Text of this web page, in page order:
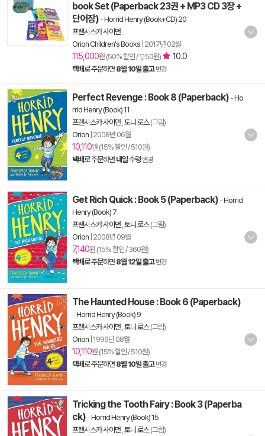
book Set (Paperback 23권 + MP3 CD 3장 +
단어장) -Horrid Henry (Book+CD) 20
프랜시스카 사이먼
Orion Children's Books 2017년 02월
115,000원 (50% 할인 / 1,150원) 10.0
택배로 주문하면 8월 10일 출고 변경
Perfect Revenge : Book 8 (Paperback) -Ho
rrid Henry (Book) 11
프랜시스카 사이먼 토니 로스(그림)
Orion 2008년 06월
10,110원 (15% 할인 / 510원)
택배로 주문하면 내일수령 변경
Get Rich Quick : Book 5 (Paperback) -Horrid
Henry (Book) 7
프랜시스카 사이먼 토니 로스(그림)
Orion 2008년 09월
7,140원 (15% 할인 / 360원)
택배로 주문하면 8월 12일 출고 변경
The Haunted House : Book 6 (Paperback)
-Horrid Henry (Book) 9
프랜시스카 사이먼 토니 로스(그림)
Orion 1999년 08월
10,110원 (15% 할인 / 510원)
택배로 주문하면 8월 10일 출고 변경
Tricking the Tooth Fairy : Book 3 (Paperba
ck) -Horrid Henry (Book) 15
프랜시스카 사이먼 토니 로스(그림)